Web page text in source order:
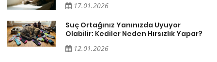
17.01.2026
Suç Ortağınız Yanınızda Uyuyor
Olabilir: Kediler Neden Hırsızlık Yapar?
12.01.2026